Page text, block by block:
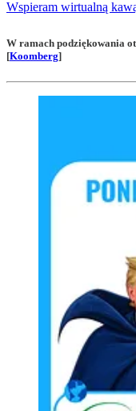
Wspieram wirtualną
W ramach podziękowania
[Koomberg]